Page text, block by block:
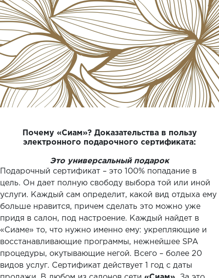
Почему «Сиам»? Доказательства в пользу
электронного подарочного сертификата:
Это универсальный подарок
Подарочный сертификат – это 100% попадание в
цель. Он дает полную свободу выбора той или иной
услуги. Каждый сам определит, какой вид отдыха ему
больше нравится, причем сделать это можно уже
придя в салон, под настроение. Каждый найдет в
«Сиаме» то, что нужно именно ему: укрепляющие и
восстанавливающие программы, нежнейшее SPA
процедуры, окутывающие негой. Всего – более 20
видов услуг. Сертификат действует 1 год с даты